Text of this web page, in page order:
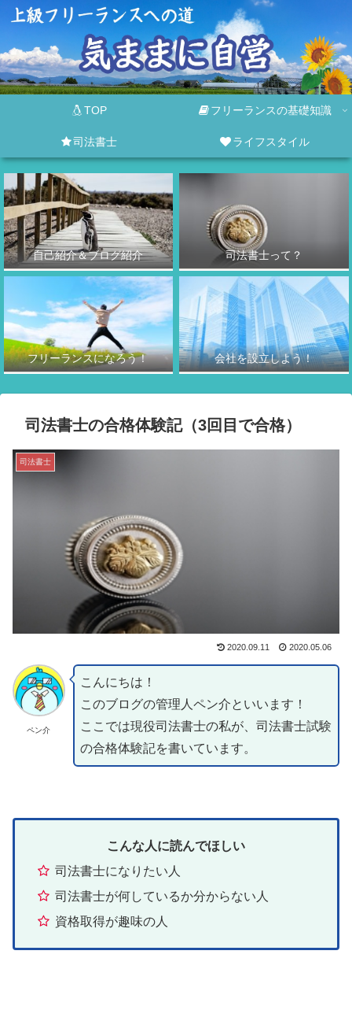
TOP フリーランスの基礎知識
司法書士 ライフスタイル
自己紹介＆ブログ紹介 司法書士って？
フリーランスになろう！ 会社を設立しよう！
司法書士の合格体験記（3回目で合格）
司法書士
2020.09.11 2020.05.06
ペン介
こんにちは！
このブログの管理人ペン介といいます！
ここでは現役司法書士の私が、司法書士試験
の合格体験記を書いています。
こんな人に読んでほしい
司法書士になりたい人
司法書士が何しているか分からない人
資格取得が趣味の人